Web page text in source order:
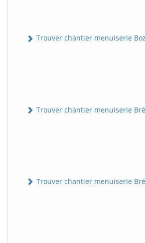
Trouver chantier menuiserie Boz
Trouver chantier menuiserie
Trouver chantier menuiserie